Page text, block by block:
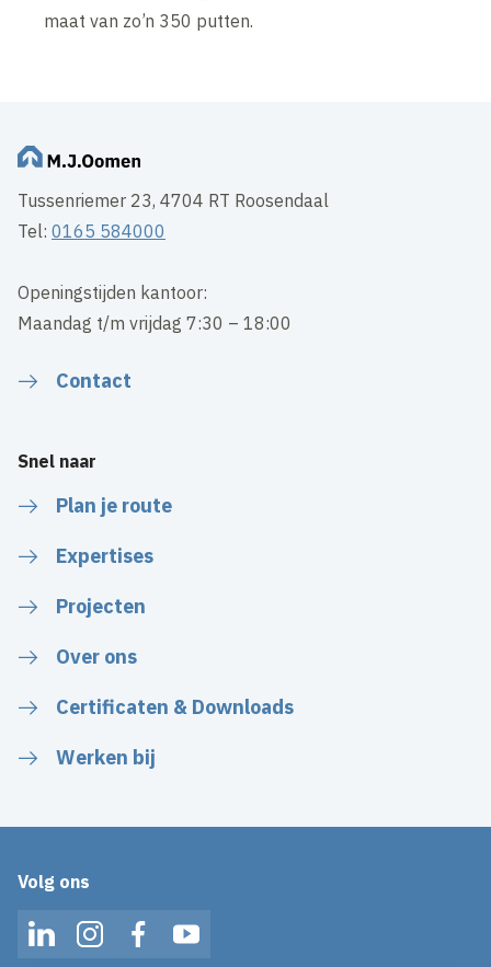
maat van zo’n 350 putten.
Tussenriemer 23, 4704 RT Roosendaal
Tel:0165 584000
Openingstijden kantoor:
Maandag t/m vrijdag 7:30 – 18:00
Contact
Snel naar
Plan je route
Expertises
Projecten
Over ons
Certificaten & Downloads
Werken bij
Volg ons
LinkedInInstagramFacebookYouTube